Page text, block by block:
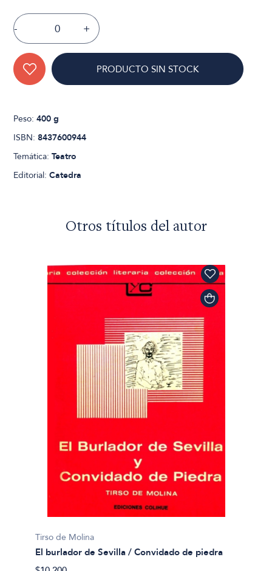
- +
PRODUCTO SIN STOCK
Peso:400 g
ISBN:8437600944
Temática:Teatro
Editorial:Catedra
Otros títulos del autor
Tirso de Molina
El burlador de Sevilla / Convidado de piedra